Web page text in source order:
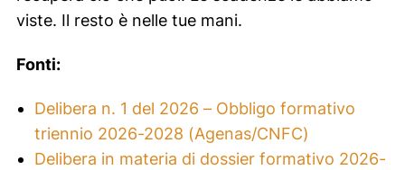
viste. Il resto è nelle tue mani.
Fonti:
Delibera n. 1 del 2026 – Obbligo formativo
triennio 2026-2028 (Agenas/CNFC)
Delibera in materia di dossier formativo 2026-